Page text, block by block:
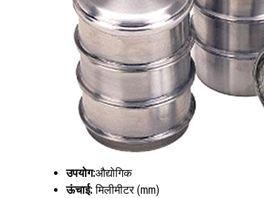
उपयोग:औद्योगिक
ऊंचाई:मिलीमीटर (mm)